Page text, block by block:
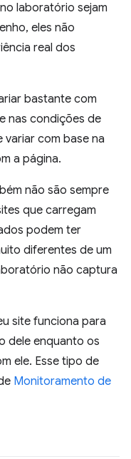
laboratório sejam
eles não
real dos
bastante com
nas condições de
variar com base na
a página.
não são sempre
que carregam
podem ter
diferentes de um
não captura
site funciona para
dele enquanto os
ele. Esse tipo de
Monitoramento de